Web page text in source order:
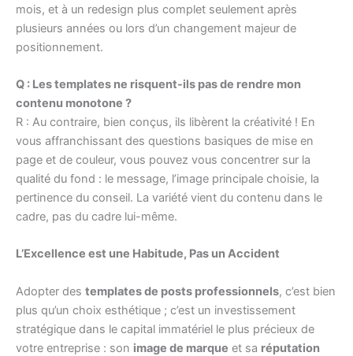
mois, et à un redesign plus complet seulement après
plusieurs années ou lors d’un changement majeur de
positionnement.
Q : Les templates ne risquent-ils pas de rendre mon
contenu monotone ?
R : Au contraire, bien conçus, ils libèrent la créativité ! En
vous affranchissant des questions basiques de mise en
page et de couleur, vous pouvez vous concentrer sur la
qualité du fond : le message, l’image principale choisie, la
pertinence du conseil. La variété vient du contenu dans le
cadre, pas du cadre lui-même.
L’Excellence est une Habitude, Pas un Accident
Adopter des templates de posts professionnels, c’est bien
plus qu’un choix esthétique ; c’est un investissement
stratégique dans le capital immatériel le plus précieux de
votre entreprise : son image de marque et sa réputation